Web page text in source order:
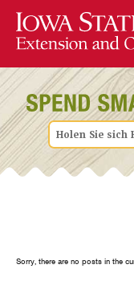
Holen Sie sich
Sorry, there are no posts in the